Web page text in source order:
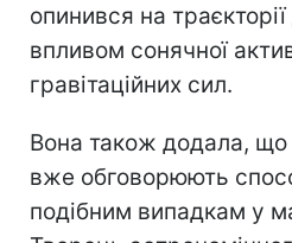
опинився на
впливом сонячної
гравітаційних сил.
Вона також додала, що
вже обговорюють
подібним випадкам у